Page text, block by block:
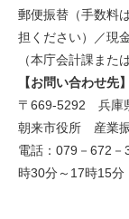
郵便振替（手数料
担ください）／現
（本庁会計課また
【お問い合わせ先】
〒669-5292 兵庫
朝来市役所 産業
電話：079－672
時30分～17時15